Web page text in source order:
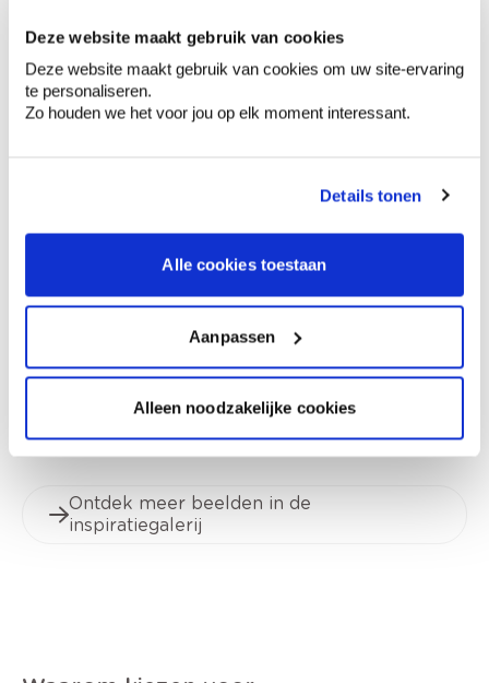
Deze website maakt gebruik van cookies
Deze website maakt gebruik van cookies om uw site-ervaring
te personaliseren.
Zo houden we het voor jou op elk moment interessant.
Details tonen
Alle cookies toestaan
Aanpassen
Alleen noodzakelijke cookies
Bekijk inspiratiebeeld
Ontdek meer beelden in de
inspiratiegalerij